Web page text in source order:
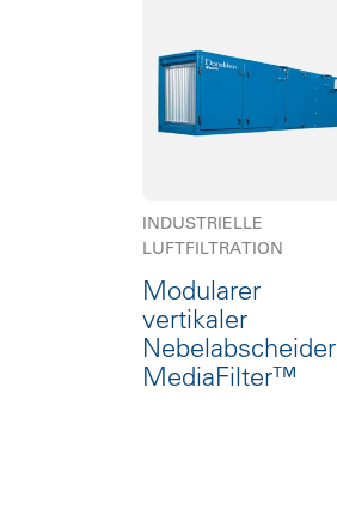
INDUSTRIELLE
LUFTFILTRATION
Modularer
vertikaler
Nebelabscheider
MediaFilter™